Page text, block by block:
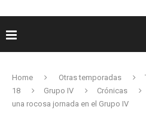
Home Otras temporadas
18
Grupo IV Crónicas
una rocosa jornada en el Grupo IV